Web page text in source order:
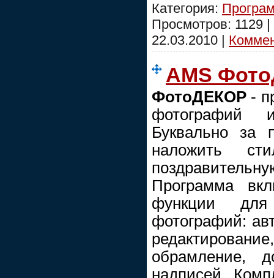
Категория:
Просмотров: 1129
22.03.2010
AMS
ФотоДЕКОР -
фотографий
Буквально за
наложить
Программа
функции
фотографий:
обрамление,
надписей.